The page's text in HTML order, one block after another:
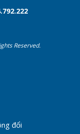
Reserved.
đổi